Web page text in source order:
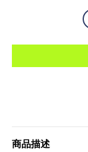
商品描述